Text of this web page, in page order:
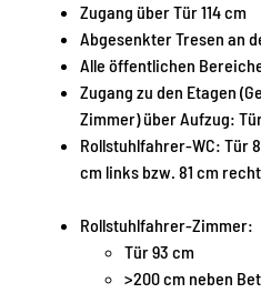
Zugang über Tür 114 cm
Abgesenkter Tresen an
Alle öffentlichen
Zugang zu den Etagen
Zimmer) über Aufzug: Tür
Rollstuhlfahrer-WC: Tür
cm links bzw. 81 cm
Rollstuhlfahrer-Zimmer:
Tür 93 cm
>200 cm neben